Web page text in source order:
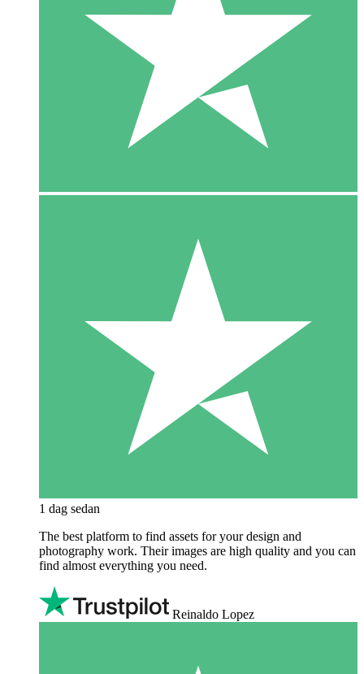
1 dag sedan
The best platform to find assets for your design and
photography work. Their images are high quality and you can
find almost everything you need.
Reinaldo Lopez